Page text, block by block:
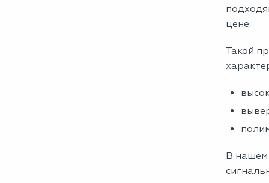
цене.
Такой
В нашем